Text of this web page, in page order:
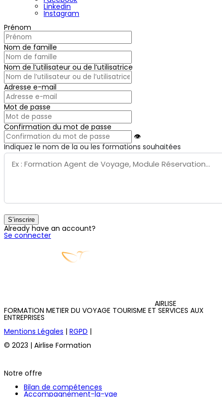
Linkedin
Instagram
Prénom
Nom de famille
Nom de l’utilisateur ou de l’utilisatrice
Adresse e-mail
Mot de passe
Confirmation du mot de passe
👁
Indiquez le nom de la ou les formations souhaitées
S’inscrire
Already have an account?
Se connecter
AIRLISE
FORMATION METIER DU VOYAGE TOURISME ET SERVICES AUX
ENTREPRISES
Mentions Légales | RGPD |
© 2023 | Airlise Formation
Notre offre
Bilan de compétences
Accompagnement-la-vae